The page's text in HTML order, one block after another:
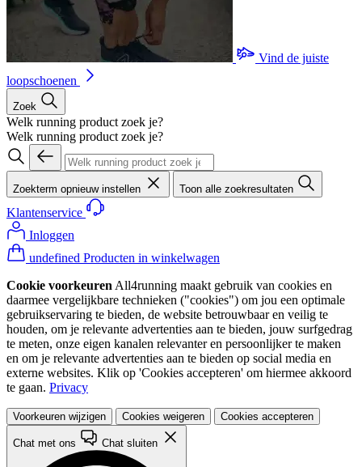
Vind de juiste
loopschoenen
Zoek
Welk running product zoek je?
Welk running product zoek je?
Zoekterm opnieuw instellen Toon alle zoekresultaten
Klantenservice
Inloggen
undefined Producten in winkelwagen
Cookie voorkeuren All4running maakt gebruik van cookies en
daarmee vergelijkbare technieken ("cookies") om jou een optimale
gebruikservaring te bieden, de website betrouwbaar en veilig te
houden, om je relevante advertenties aan te bieden, jouw surfgedrag
te meten, onze eigen kanalen relevanter en persoonlijker te maken
en om je relevante advertenties aan te bieden op social media en
externe websites. Klik op 'Cookies accepteren' om hiermee akkoord
te gaan. Privacy
Voorkeuren wijzigen Cookies weigeren Cookies accepteren
Chat met ons Chat sluiten